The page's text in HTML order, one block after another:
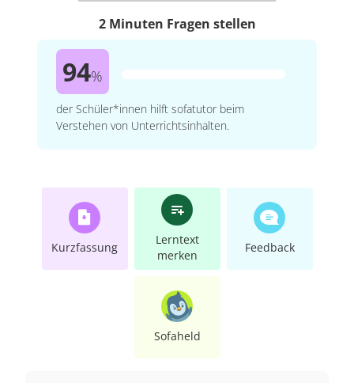
2 Minuten Fragen stellen
94%
der Schüler*innen hilft sofatutor beim
Verstehen von Unterrichtsinhalten.
Kurzfassung
Lerntext
merken
Feedback
Sofaheld